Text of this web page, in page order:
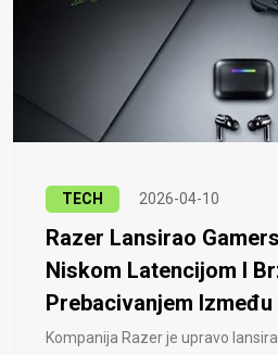
TECH 2026-04-10
Razer Lansirao
Niskom Latencijom I
Prebacivanjem Između
Kompanija Razer je upravo